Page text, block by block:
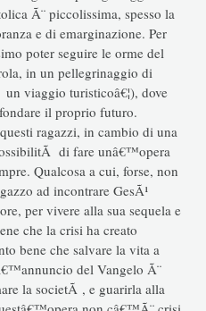
Ã¨ piccolissima, spesso la
e di emarginazione. Per
poter seguire le orme del
in un pellegrinaggio di
viaggio turisticoâ€¦), dove
il proprio futuro.
ragazzi, in cambio di una
di fare unâ€™opera
Qualcosa a cui, forse, non
ad incontrare GesÃ¹
per vivere alla sua sequela e
che la crisi ha creato
bene che salvare la vita a
del Vangelo Ã¨
la societÃ , e guarirla alla